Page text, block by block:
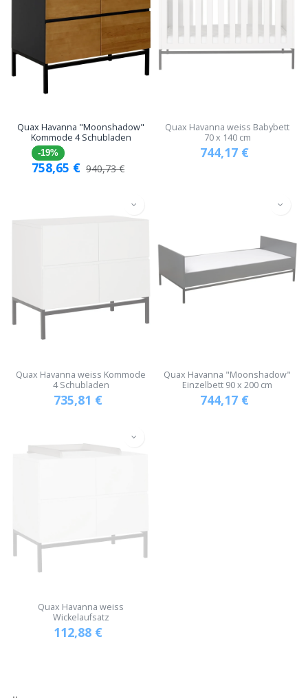
Quax Havanna "Moonshadow"
Kommode 4 Schubladen
-19%
758,65 € 940,73€
Quax Havanna weiss Babybett
70 x 140 cm
744,17 €
Quax Havanna weiss Kommode
4 Schubladen
735,81 €
Quax Havanna "Moonshadow"
Einzelbett 90 x 200 cm
744,17 €
Quax Havanna weiss
Wickelaufsatz
112,88 €